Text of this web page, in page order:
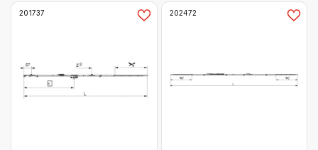
201737 202472